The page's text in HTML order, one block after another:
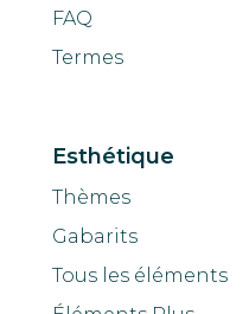
FAQ
Termes
Esthétique
Thèmes
Gabarits
Tous les éléments